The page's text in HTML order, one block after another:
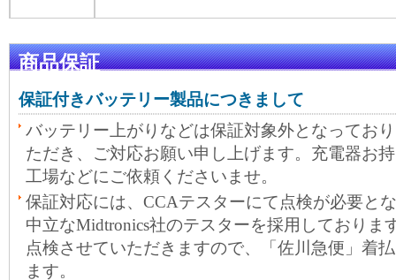
商品保証
保証付きバッテリー製品につきまして
バッテリー上がりなどは保証対象外となってお
ただき、ご対応お願い申し上げます。充電器お
工場などにご依頼くださいませ。
保証対応には、CCAテスターにて点検が必要と
中立なMidtronics社のテスターを採用しておりま
点検させていただきますので、「佐川急便」着
ます。